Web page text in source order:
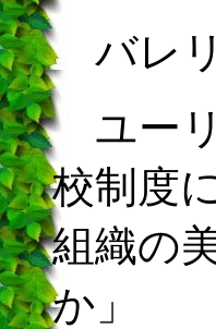
バレリ
ユーリ
校制度
組織の
か」